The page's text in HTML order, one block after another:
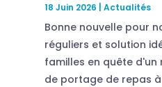
18 Juin 2026 Actualités
Bonne nouvelle pour
réguliers et solution
familles en quête d'un
de portage de repas